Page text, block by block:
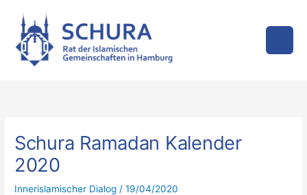
Inhalt
springen
Schura Ramadan Kalender
2020
Innerislamischer Dialog /19/04/2020